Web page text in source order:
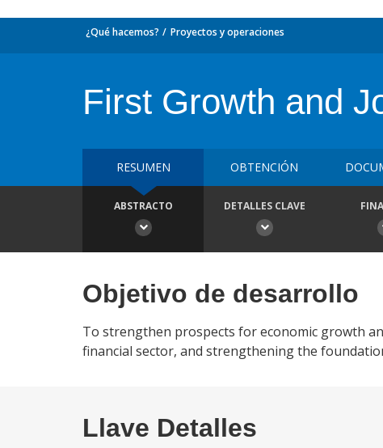
¿Qué hacemos? Proyectos y operaciones
First Growth and
RESUMEN OBTENCIÓN
ABSTRACTO DETALLES CLAVE
Objetivo de desarrollo
To strengthen prospects for economic growth
financial sector, and strengthening the
Llave Detalles